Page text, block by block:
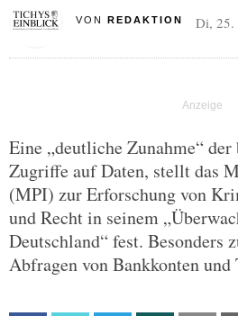
VON REDAKTION Di, 25.
Eine „deutliche Zunahme“
Zugriffe auf Daten, stellt das
(MPI) zur Erforschung von
und Recht in seinem
Deutschland“ fest. Besonders
Abfragen von Bankkonten